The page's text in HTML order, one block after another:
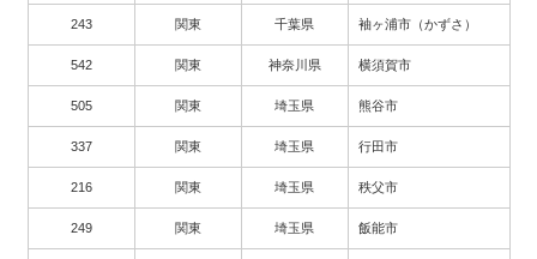
243 関東 千葉県 袖ヶ浦市（かずさ）
542 関東 神奈川県 横須賀市
505 関東 埼玉県 熊谷市
337 関東 埼玉県 行田市
216 関東 埼玉県 秩父市
249 関東 埼玉県 飯能市